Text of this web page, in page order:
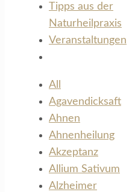
Tipps aus der
Naturheilpraxis
Veranstaltungen
All
Agavendicksaft
Ahnen
Ahnenheilung
Akzeptanz
Allium Sativum
Alzheimer